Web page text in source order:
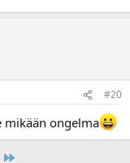
#20
mikään ongelma